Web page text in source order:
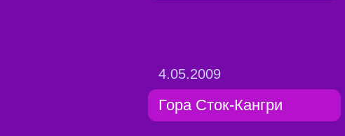
4.05.2009
Гора Сток-Кангри